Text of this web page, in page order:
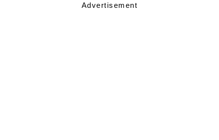
Advertisement